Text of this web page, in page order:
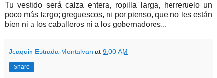
Tu vestido será calza entera, ropilla larga, herreruelo un
poco más largo; greguescos, ni por pienso, que no les están
bien ni a los caballeros ni a los gobernadores...
Joaquin Estrada-Montalvan at 9:00 AM
Share